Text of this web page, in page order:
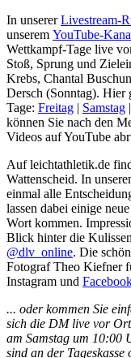
In unsererLivestream-
unserem YouTube-
Wettkampf-Tage live
Stoß, Sprung und
Krebs, Chantal
Dersch (Sonntag). Hier
Tage: Freitag | Samstag |
können Sie nach den
Videos auf YouTube
Auf leichtathletik.de
Wattenscheid. In
einmal alle
lassen dabei einige
Wort kommen.
Blick hinter die
@dlv_online. Die
Fotograf Theo Kiefner
Instagram und
... oder kommen Sie
sich die DM live vor
am Samstag um 10:00
sind an der Tageskasse